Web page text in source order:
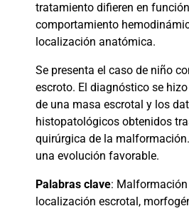
tratamiento difieren en
comportamiento
localización anatómica.
Se presenta el caso de niño
escroto. El diagnóstico se
de una masa escrotal y los
histopatológicos obtenidos
quirúrgica de la
una evolución favorable.
Palabras clave:
localización escrotal,